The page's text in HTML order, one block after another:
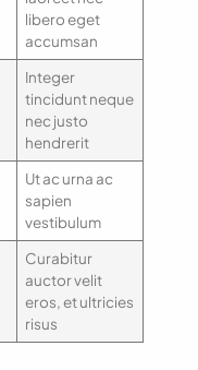
libero eget
accumsan
Integer
tincidunt neque
nec justo
hendrerit
Ut ac urna ac
sapien
vestibulum
Curabitur
auctor velit
eros, et ultricies
risus